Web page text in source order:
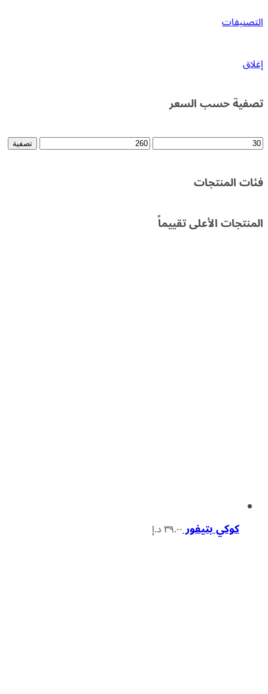
التصنيفات
إغلاق
تصفية حسب السعر
أدنى
أعلى
تصفية
فئات المنتجات
المنتجات الأعلى تقييماً
كوكي بتيفور٣٩.٠٠د.إ